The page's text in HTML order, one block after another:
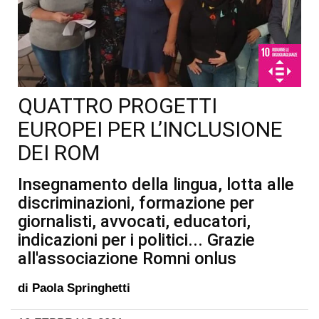
QUATTRO PROGETTI
EUROPEI PER L’INCLUSIONE
DEI ROM
Insegnamento della lingua, lotta alle
discriminazioni, formazione per
giornalisti, avvocati, educatori,
indicazioni per i politici... Grazie
all'associazione Romni onlus
di Paola Springhetti